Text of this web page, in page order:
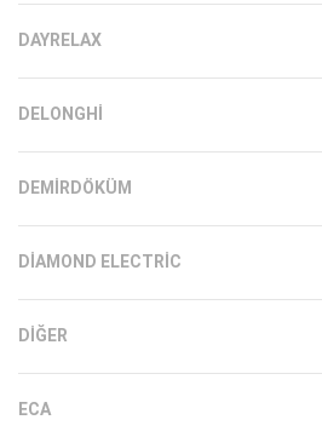
DAYRELAX
DELONGHI
DEMIRDÖKÜM
DIAMOND ELECTRIC
DIĞER
ECA